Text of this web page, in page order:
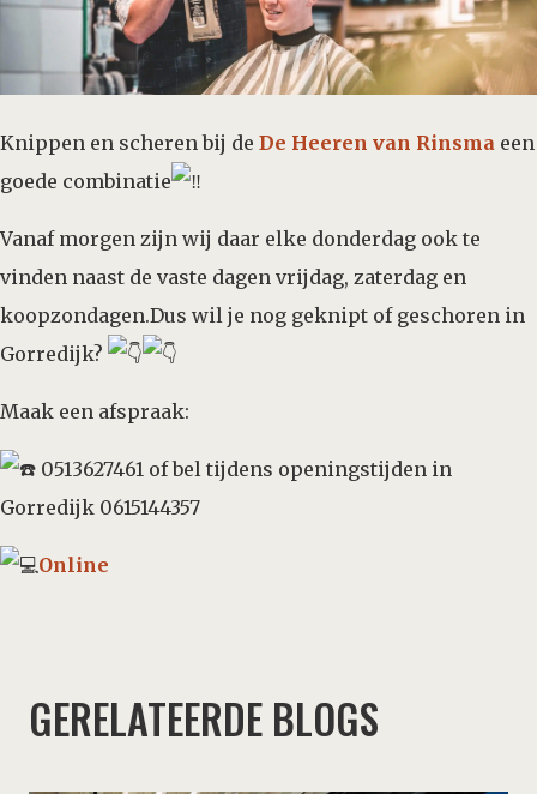
Knippen en scheren bij de De Heeren van Rinsma een
goede combinatie
Vanaf morgen zijn wij daar elke donderdag ook te
vinden naast de vaste dagen vrijdag, zaterdag en
koopzondagen.Dus wil je nog geknipt of geschoren in
Gorredijk?
Maak een afspraak:
0513627461 of bel tijdens openingstijden in
Gorredijk 0615144357
Online
GERELATEERDE BLOGS